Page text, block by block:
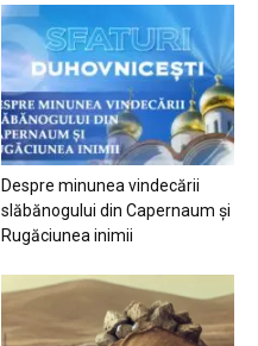
Despre minunea vindecării
slăbănogului din Capernaum și
Rugăciunea inimii